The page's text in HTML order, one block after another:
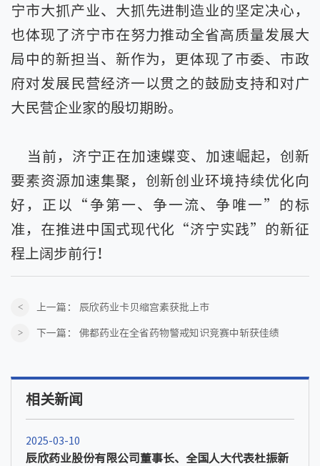
宁市大抓产业、大抓先进制造业的坚定决心，
也体现了济宁市在努力推动全省高质量发展大
局中的新担当、新作为，更体现了市委、市政
府对发展民营经济一以贯之的鼓励支持和对广
大民营企业家的殷切期盼。
当前，济宁正在加速蝶变、加速崛起，创新
要素资源加速集聚，创新创业环境持续优化向
好，正以“争第一、争一流、争唯一”的标
准，在推进中国式现代化“济宁实践”的新征
程上阔步前行！
上一篇： 辰欣药业卡贝缩宫素获批上市
下一篇： 佛都药业在全省药物警戒知识竞赛中斩获佳绩
相关新闻
2025-03-10
辰欣药业股份有限公司董事长、全国人大代表杜振新